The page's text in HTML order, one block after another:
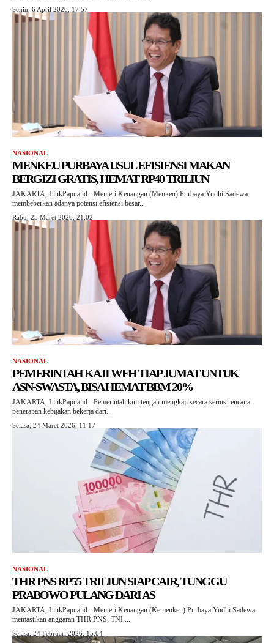
Senin, 6 April 2026, 17:57
NASIONAL
MENKEU PURBAYA USUL EFISIENSI MAKAN
BERGIZI GRATIS, HEMAT RP40 TRILIUN
JAKARTA, LinkPapua.id - Menteri Keuangan (Menkeu) Purbaya Yudhi Sadewa
membeberkan adanya potensi efisiensi besar...
Rabu, 25 Maret 2026, 21:02
NASIONAL
PEMERINTAH KAJI WFH TIAP JUMAT UNTUK
ASN-SWASTA, BISA HEMAT BBM 20%
JAKARTA, LinkPapua.id - Pemerintah kini tengah mengkaji secara serius rencana
penerapan kebijakan bekerja dari...
Selasa, 24 Maret 2026, 11:17
NASIONAL
THR PNS RP55 TRILIUN SIAP CAIR, TUNGGU
PRABOWO PULANG DARI AS
JAKARTA, LinkPapua.id - Menteri Keuangan (Kemenkeu) Purbaya Yudhi Sadewa
memastikan anggaran THR PNS, TNI,...
Selasa, 24 Februari 2026, 15:04